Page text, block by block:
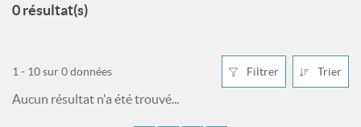
0 résultat(s)
Filtrer Trier
1 - 10 sur 0 données
Aucun résultat n'a été trouvé...